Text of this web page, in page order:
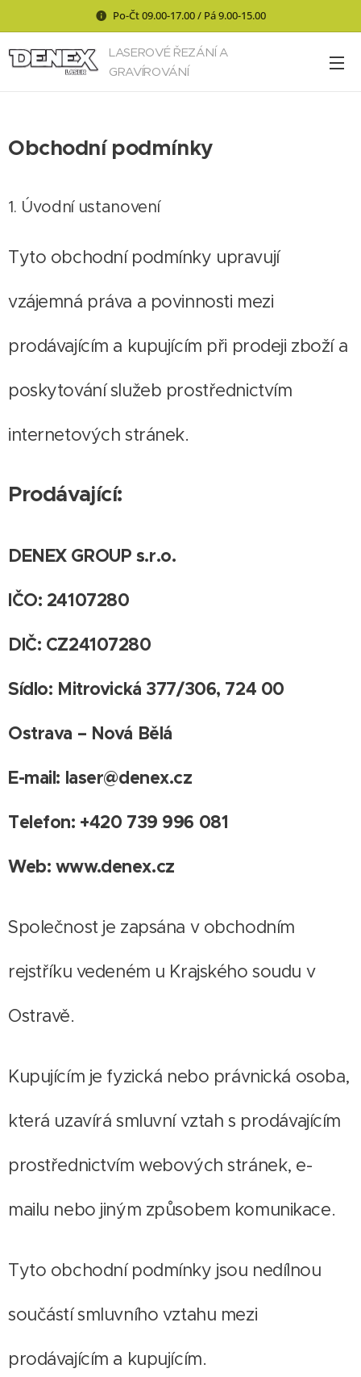
Po-Čt 09.00-17.00 / Pá 9.00-15.00
LASEROVÉ ŘEZÁNÍ A
GRAVÍROVÁNÍ
Obchodní podmínky
1. Úvodní ustanovení
Tyto obchodní podmínky upravují
vzájemná práva a povinnosti mezi
prodávajícím a kupujícím při prodeji zboží a
poskytování služeb prostřednictvím
internetových stránek.
Prodávající:
DENEX GROUP s.r.o.
IČO: 24107280
DIČ: CZ24107280
Sídlo: Mitrovická 377/306, 724 00
Ostrava – Nová Bělá
E-mail: laser@denex.cz
Telefon: +420 739 996 081
Web: www.denex.cz
Společnost je zapsána v obchodním
rejstříku vedeném u Krajského soudu v
Ostravě.
Kupujícím je fyzická nebo právnická osoba,
která uzavírá smluvní vztah s prodávajícím
prostřednictvím webových stránek, e-
mailu nebo jiným způsobem komunikace.
Tyto obchodní podmínky jsou nedílnou
součástí smluvního vztahu mezi
prodávajícím a kupujícím.